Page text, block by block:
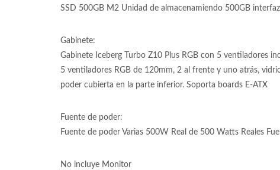
SSD 500GB M2 Unidad de almacenamiendo 500GB
Gabinete:
Gabinete Iceberg Turbo Z10 Plus RGB con 5 ventiladores
5 ventiladores RGB de 120mm, 2 al frente y uno atrás,
poder cubierta en la parte inferior. Soporta boards E-ATX
Fuente de poder:
Fuente de poder Varias 500W Real de 500 Watts Reales
No incluye Monitor